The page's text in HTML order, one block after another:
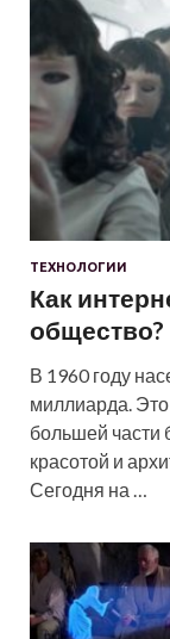
ТЕХНОЛОГИИ
Как
общество?
В 1960 году
миллиарда. Это
большей части
красотой и
Сегодня на …